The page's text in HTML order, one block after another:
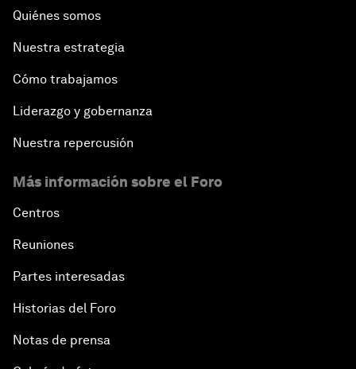
Quiénes somos
Nuestra estrategia
Cómo trabajamos
Liderazgo y gobernanza
Nuestra repercusión
Más información sobre el Foro
Centros
Reuniones
Partes interesadas
Historias del Foro
Notas de prensa